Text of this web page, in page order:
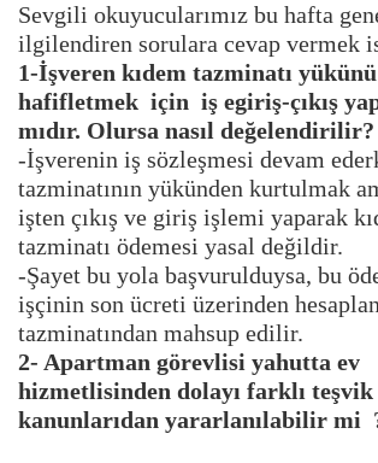
Sevgili okuyucularımız bu hafta
ilgilendiren sorulara cevap vermek
1-İşveren kıdem tazminatı yükünü
hafifletmek için iş egiriş-çıkış
mıdır. Olursa nasıl değelendirilir?
-İşverenin iş sözleşmesi devam
tazminatının yükünden kurtulmak
işten çıkış ve giriş işlemi yaparak
tazminatı ödemesi yasal değildir.
-Şayet bu yola başvurulduysa, bu
işçinin son ücreti üzerinden
tazminatından mahsup edilir.
2- Apartman görevlisi yahutta ev
hizmetlisinden dolayı farklı teşvik
kanunlarıdan yararlanılabilir mi